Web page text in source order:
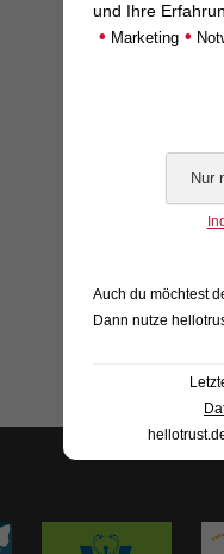
und Ihre
• Marketing •
Auch du möchtest
Dann nutze